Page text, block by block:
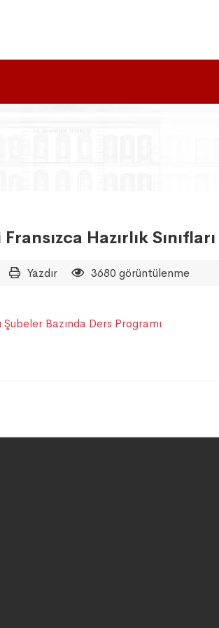
Hazırlık
Yazdır 3680 görüntülenme
Şubeler Bazında Ders Programı